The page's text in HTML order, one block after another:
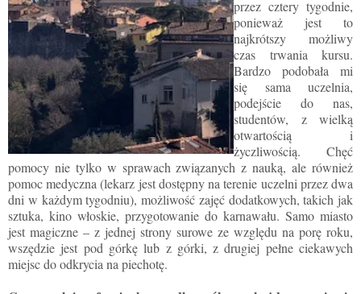
przez cztery tygodnie,
ponieważ jest to
najkrótszy możliwy
czas trwania kursu.
Bardzo podobała mi
się sama uczelnia,
podejście do nas,
studentów, z wielką
otwartością i
życzliwością. Chęć
pomocy nie tylko w sprawach związanych z nauką, ale również
pomoc medyczna (lekarz jest dostępny na terenie uczelni przez dwa
dni w każdym tygodniu), możliwość zajęć dodatkowych, takich jak
sztuka, kino włoskie, przygotowanie do karnawału. Samo miasto
jest magiczne – z jednej strony surowe ze względu na porę roku,
wszędzie jest pod górkę lub z górki, z drugiej pełne ciekawych
miejsc do odkrycia na piechotę.